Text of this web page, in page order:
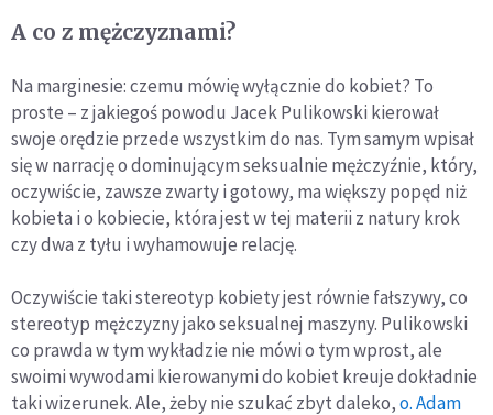
A co z mężczyznami?
Na marginesie: czemu mówię wyłącznie do kobiet? To
proste – z jakiegoś powodu Jacek Pulikowski kierował
swoje orędzie przede wszystkim do nas. Tym samym wpisał
się w narrację o dominującym seksualnie mężczyźnie, który,
oczywiście, zawsze zwarty i gotowy, ma większy popęd niż
kobieta i o kobiecie, która jest w tej materii z natury krok
czy dwa z tyłu i wyhamowuje relację.
Oczywiście taki stereotyp kobiety jest równie fałszywy, co
stereotyp mężczyzny jako seksualnej maszyny. Pulikowski
co prawda w tym wykładzie nie mówi o tym wprost, ale
swoimi wywodami kierowanymi do kobiet kreuje dokładnie
taki wizerunek. Ale, żeby nie szukać zbyt daleko,o. Adam